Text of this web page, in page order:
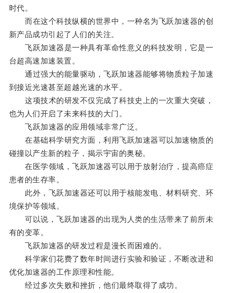
时代。
而在这个科技纵横的世界中，一种名为飞跃加速器的创
新产品成功引起了人们的关注。
飞跃加速器是一种具有革命性意义的科技发明，它是一
台超高速加速装置。
通过强大的能量驱动，飞跃加速器能够将物质粒子加速
到接近光速甚至超越光速的水平。
这项技术的研发不仅完成了科技史上的一次重大突破，
也为人们开启了未来科技的大门。
飞跃加速器的应用领域非常广泛。
在基础科学研究方面，利用飞跃加速器可以加速物质的
碰撞以产生新的粒子，揭示宇宙的奥秘。
在医学领域，飞跃加速器可以用于放射治疗，提高癌症
患者的生存率。
此外，飞跃加速器还可以用于核能发电、材料研究、环
境保护等领域。
可以说，飞跃加速器的出现为人类的生活带来了前所未
有的变革。
飞跃加速器的研发过程是漫长而困难的。
科学家们花费了数年时间进行实验和验证，不断改进和
优化加速器的工作原理和性能。
经过多次失败和挫折，他们最终取得了成功。